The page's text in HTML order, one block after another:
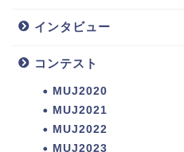
インタビュー
コンテスト
MUJ2020
MUJ2021
MUJ2022
MUJ2023